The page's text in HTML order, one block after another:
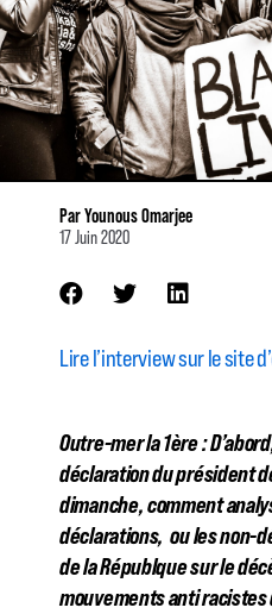
ParYounous Omarjee
17 Juin 2020
Lire l’interview sur le site
Outre-mer la 1ère :
déclaration du président
dimanche, comment
déclarations, ou les non-
de la Républque sur le
mouvements anti